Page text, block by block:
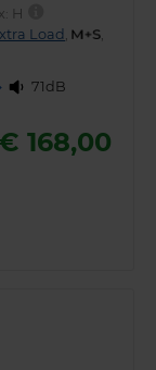
H
Load , ,
71dB
€ 168,00